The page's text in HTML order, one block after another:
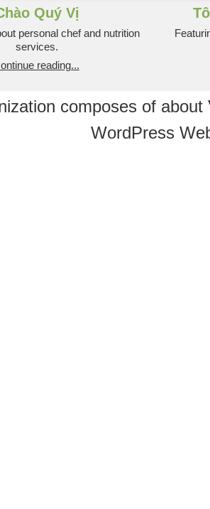
Quý Vị
personal chef and nutrition
services.
reading...
composes of
WordPress